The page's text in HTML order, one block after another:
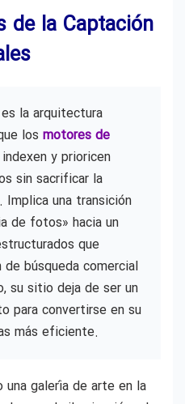
de la Captación
la arquitectura
los motores de
y prioricen
sin sacrificar la
Implica una transición
de fotos» hacia un
que
búsqueda comercial
su sitio deja de ser un
para convertirse en su
más eficiente.
galería de arte en la